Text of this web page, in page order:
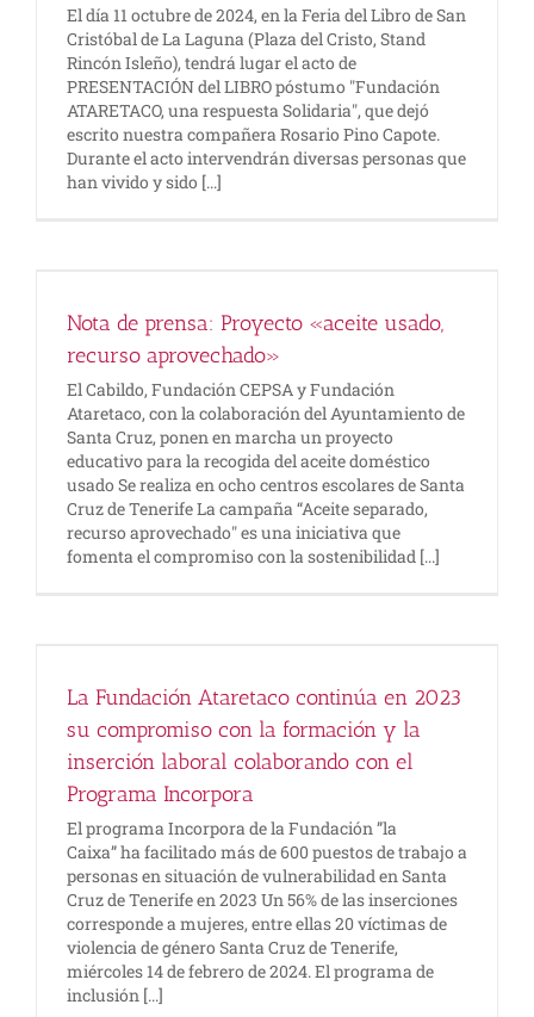
El día 11 octubre de 2024, en la Feria del Libro de San
Cristóbal de La Laguna (Plaza del Cristo, Stand
Rincón Isleño), tendrá lugar el acto de
PRESENTACIÓN del LIBRO póstumo "Fundación
ATARETACO, una respuesta Solidaria", que dejó
escrito nuestra compañera Rosario Pino Capote.
Durante el acto intervendrán diversas personas que
han vivido y sido [...]
Nota de prensa: Proyecto «aceite usado,
recurso aprovechado»
El Cabildo, Fundación CEPSA y Fundación
Ataretaco, con la colaboración del Ayuntamiento de
Santa Cruz, ponen en marcha un proyecto
educativo para la recogida del aceite doméstico
usado Se realiza en ocho centros escolares de Santa
Cruz de Tenerife La campaña “Aceite separado,
recurso aprovechado" es una iniciativa que
fomenta el compromiso con la sostenibilidad [...]
La Fundación Ataretaco continúa en 2023
su compromiso con la formación y la
inserción laboral colaborando con el
Programa Incorpora
El programa Incorpora de la Fundación ”la
Caixa” ha facilitado más de 600 puestos de trabajo a
personas en situación de vulnerabilidad en Santa
Cruz de Tenerife en 2023 Un 56% de las inserciones
corresponde a mujeres, entre ellas 20 víctimas de
violencia de género Santa Cruz de Tenerife,
miércoles 14 de febrero de 2024. El programa de
inclusión [...]